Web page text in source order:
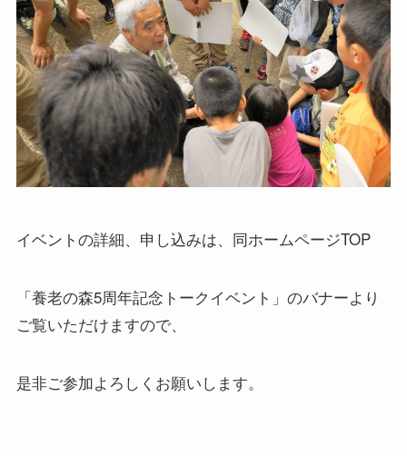
イベントの詳細、申し込みは、同ホームページTOP
「養老の森5周年記念トークイベント」のバナーより
ご覧いただけますので、
是非ご参加よろしくお願いします。